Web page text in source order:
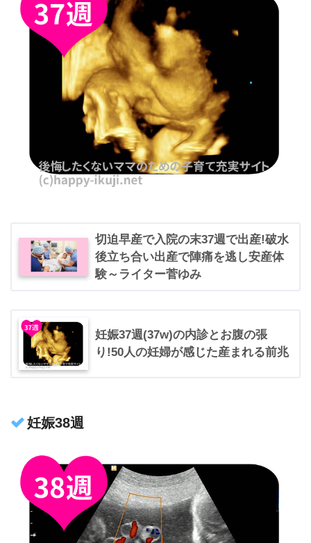
切迫早産で入院の末37週で出産!破水
後立ち合い出産で陣痛を逃し安産体
験～ライター菅ゆみ
妊娠37週(37w)の内診とお腹の張
り!50人の妊婦が感じた産まれる前兆
妊娠38週